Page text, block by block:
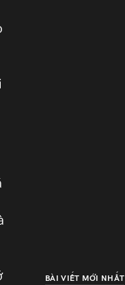
BÀI VIẾT MỚI NHẤT